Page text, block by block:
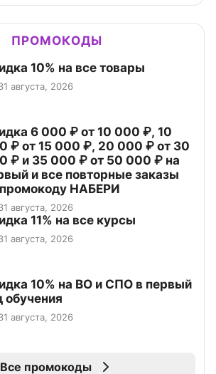
ПРОМОКОДЫ
10% на все товары
августа, 2026
6 000 ₽ от 10 000 ₽, 10
₽ от 15 000 ₽, 20 000 ₽ от 30
₽ и 35 000 ₽ от 50 000 ₽ на
и все повторные заказы
НАБЕРИ
августа, 2026
11% на все курсы
августа, 2026
10% на ВО и СПО в первый
обучения
августа, 2026
Все промокоды